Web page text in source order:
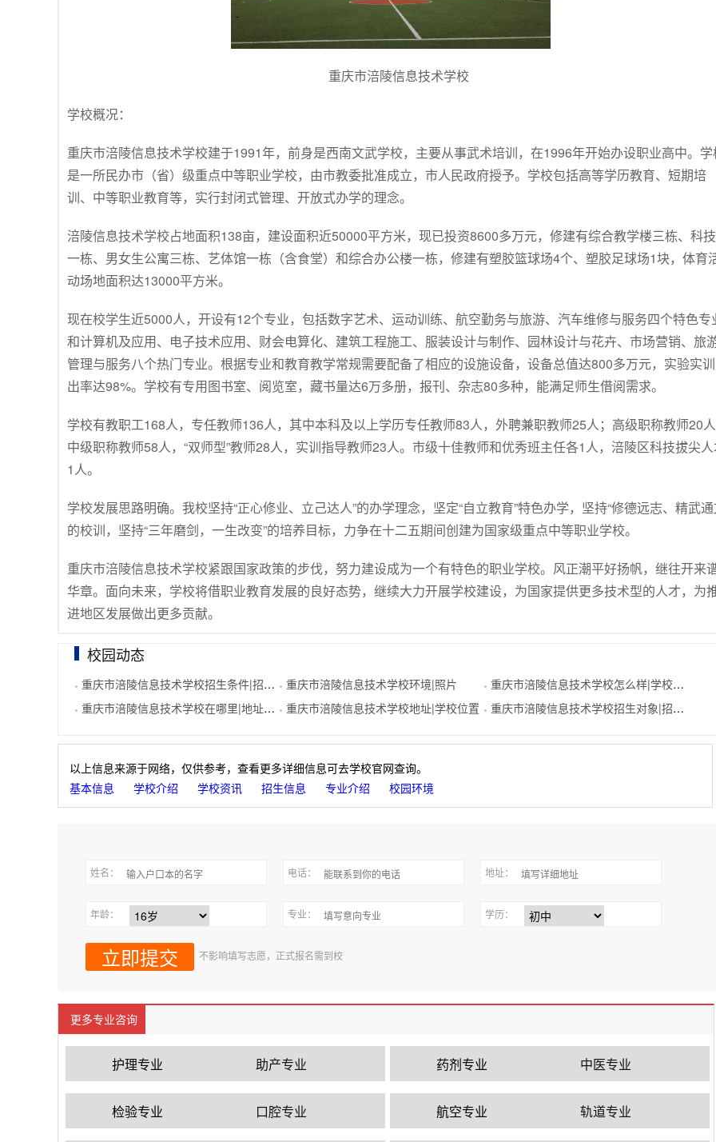
重庆市涪陵信息技术学校
学校概况：
重庆市涪陵信息技术学校建于1991年，前身是西南文武学校，主要从事武术培训，在1996年开始办设职业高中。
是一所民办市（省）级重点中等职业学校，由市教委批准成立，市人民政府授予。学校包括高等学历教育、短期培
训、中等职业教育等，实行封闭式管理、开放式办学的理念。
涪陵信息技术学校占地面积138亩，建设面积近50000平方米，现已投资8600多万元，修建有综合教学楼三栋、科
一栋、男女生公寓三栋、艺体馆一栋（含食堂）和综合办公楼一栋，修建有塑胶篮球场4个、塑胶足球场1块，体育
动场地面积达13000平方米。
现在校学生近5000人，开设有12个专业，包括数字艺术、运动训练、航空勤务与旅游、汽车维修与服务四个特色专
和计算机及应用、电子技术应用、财会电算化、建筑工程施工、服装设计与制作、园林设计与花卉、市场营销、旅
管理与服务八个热门专业。根据专业和教育教学常规需要配备了相应的设施设备，设备总值达800多万元，实验实
出率达98%。学校有专用图书室、阅览室，藏书量达6万多册，报刊、杂志80多种，能满足师生借阅需求。
学校有教职工168人，专任教师136人，其中本科及以上学历专任教师83人，外聘兼职教师25人；高级职称教师20人
中级职称教师58人，“双师型”教师28人，实训指导教师23人。市级十佳教师和优秀班主任各1人，涪陵区科技拔尖
1人。
学校发展思路明确。我校坚持“正心修业、立己达人”的办学理念，坚定“自立教育”特色办学，坚持“修德远志、精武通
的校训，坚持“三年磨剑，一生改变”的培养目标，力争在十二五期间创建为国家级重点中等职业学校。
重庆市涪陵信息技术学校紧跟国家政策的步伐，努力建设成为一个有特色的职业学校。风正潮平好扬帆，继往开来
华章。面向未来，学校将借职业教育发展的良好态势，继续大力开展学校建设，为国家提供更多技术型的人才，为
进地区发展做出更多贡献。
校园动态
● 重庆市涪陵信息技术学校招生条件|招生要求 ● 重庆市涪陵信息技术学校环境|照片 ● 重庆市涪陵信息技术学校怎么样|学校概况
● 重庆市涪陵信息技术学校在哪里|地址在哪里 ● 重庆市涪陵信息技术学校地址|学校位置 ● 重庆市涪陵信息技术学校招生对象|招生分数
以上信息来源于网络，仅供参考，查看更多详细信息可去学校官网查询。
基本信息
学校介绍 学校资讯 招生信息 专业介绍 校园环境
姓名： 电话： 地址：
年龄： 专业： 学历：
不影响填写志愿，正式报名需到校
更多专业咨询
护理专业 助产专业 药剂专业 中医专业
检验专业 口腔专业 航空专业 轨道专业